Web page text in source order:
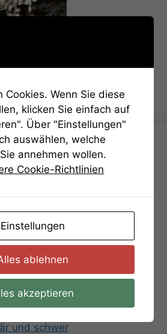
Ort der Entscheidung
Steinplatte
und schwer
Cookies. Wenn Sie diese
klicken Sie einfach auf
Über "Einstellungen"
auswählen, welche
annehmen wollen.
Cookie-Richtlinien
Einstellungen
ablehnen
akzeptieren